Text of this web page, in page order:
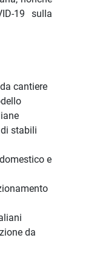
19 sulla
cantiere
di stabili
e
da